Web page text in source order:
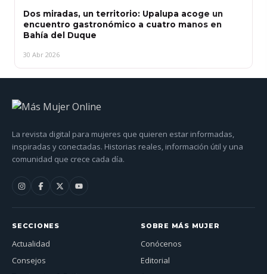
Dos miradas, un territorio: Upalupa acoge un
encuentro gastronómico a cuatro manos en
Bahía del Duque
30 Abr 2026
La revista digital para mujeres que quieren estar informadas,
inspiradas y conectadas. Historias reales, información útil y una
comunidad que crece cada día.
SECCIONES
Actualidad
Consejos
SOBRE MÁS MUJER
Conócenos
Editorial